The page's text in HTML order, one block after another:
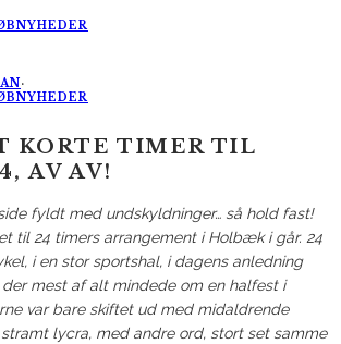
NYHEDER
·
NYHEDER
KORTE TIMER TIL
AV AV!
fyldt med undskyldninger… så hold fast!
til 24 timers arrangement i Holbæk i går. 24
i en stor sportshal, i dagens anledning
mest af alt mindede om en halfest i
var bare skiftet ud med midaldrende
lycra, med andre ord, stort set samme